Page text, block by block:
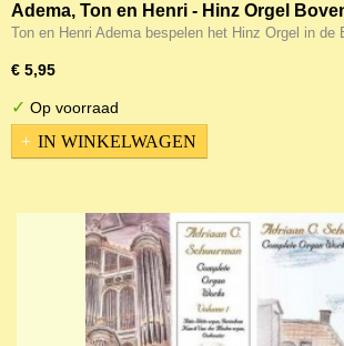
Adema, Ton en Henri - Hinz Orgel
Ton en Henri Adema bespelen het Hinz Orgel in
€ 5,95
✓ Op voorraad
IN WINKELWAGEN